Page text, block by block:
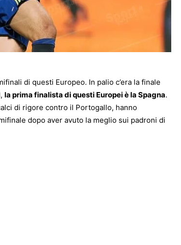
di questi Europeo. In palio c’era la finale
la prima finalista di questi Europei è la Spagna.
di rigore contro il Portogallo, hanno
dopo aver avuto la meglio sui padroni di